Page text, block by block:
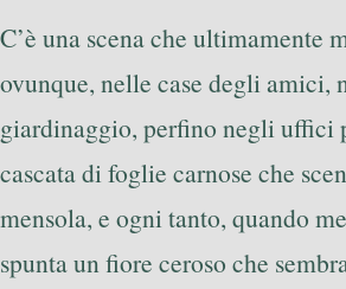
C’è una scena che ultimamente
ovunque, nelle case degli amici,
giardinaggio, perfino negli uffici
cascata di foglie carnose che
mensola, e ogni tanto, quando
spunta un fiore ceroso che